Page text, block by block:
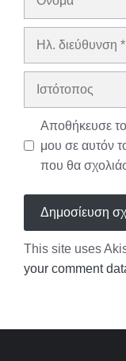
Ηλ.
Ιστότοπος
Αποθήκευσε
μου σε αυτόν
που θα
This site uses
your comment